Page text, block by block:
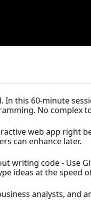
In this 60-minute
No complex
web app right
can enhance later.
writing code - Use
ideas at the speed
analysts, and